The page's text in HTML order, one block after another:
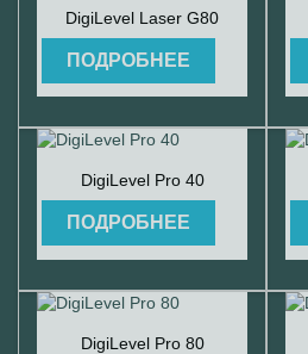
Быстрый просмотр
DigiLevel Laser G80
ПОДРОБНЕЕ
Быстрый просмотр
DigiLevel Pro 40
ПОДРОБНЕЕ
Быстрый просмотр
DigiLevel Pro 80